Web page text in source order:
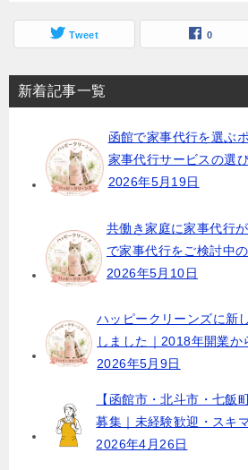
Tweet 0
新着記事一覧
函館で家事代行を選ぶ
家事代行サービスの選
2026年5月19日
共働き家庭に家事代行
で家事代行をご検討中
2026年5月10日
ハッピークリーンズに新
しました｜2018年開業か
2026年5月9日
【函館市・北斗市・七飯
募集｜未経験歓迎・スキ
2026年4月26日